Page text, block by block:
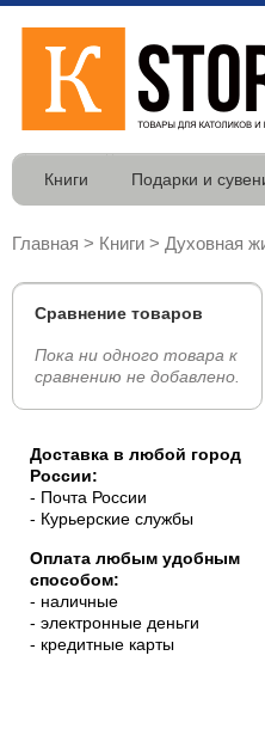
Книги Подарки и
Главная > Книги > Духовная
Сравнение товаров
Пока ни одного товара к
сравнению не добавлено.
Доставка в любой город
России:
- Почта России
- Курьерские службы
Оплата любым удобным
способом:
- наличные
- электронные деньги
- кредитные карты